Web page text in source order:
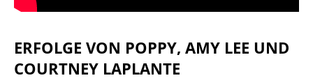
ERFOLGE VON POPPY, AMY LEE UND
COURTNEY LAPLANTE